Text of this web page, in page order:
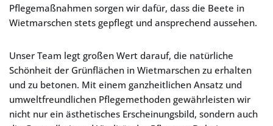
Pflegemaßnahmen sorgen wir dafür, dass die Beete in
Wietmarschen stets gepflegt und ansprechend aussehen.
Unser Team legt großen Wert darauf, die natürliche
Schönheit der Grünflächen in Wietmarschen zu erhalten
und zu betonen. Mit einem ganzheitlichen Ansatz und
umweltfreundlichen Pflegemethoden gewährleisten wir
nicht nur ein ästhetisches Erscheinungsbild, sondern auch